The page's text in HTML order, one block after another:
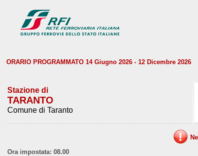
ORARIO PROGRAMMATO 14 Giugno 2026 - 12 Dicembre 2026
Stazione di
TARANTO
Comune di Taranto
Ora impostata: 08.00